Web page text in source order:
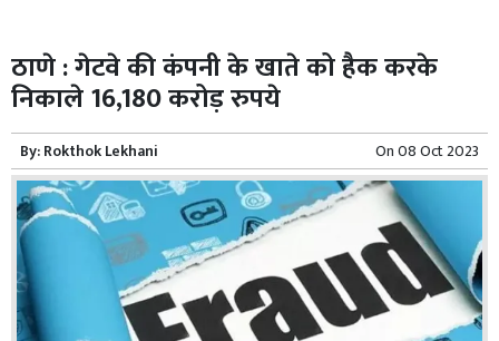
ठाणे : गेटवे की कंपनी के खाते को हैक करके
निकाले 16,180 करोड़ रुपये
By:Rokthok Lekhani On08 Oct 2023